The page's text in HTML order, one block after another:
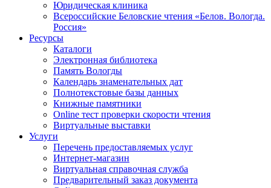
Юридическая клиника
Всероссийские Беловские чтения «Белов. Вологда.
Россия»
Ресурсы
Каталоги
Электронная библиотека
Память Вологды
Календарь знаменательных дат
Полнотекстовые базы данных
Книжные памятники
Online тест проверки скорости чтения
Виртуальные выставки
Услуги
Перечень предоставляемых услуг
Интернет-магазин
Виртуальная справочная служба
Предварительный заказ документа